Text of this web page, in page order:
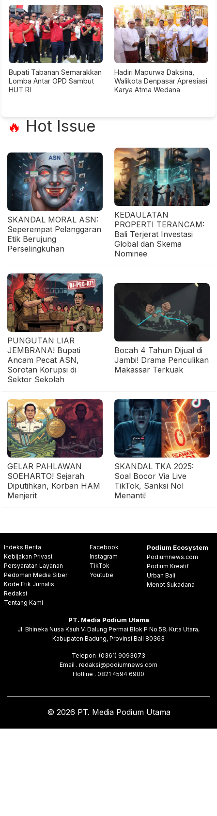
Bupati Tabanan Semarakkan
Lomba Antar OPD Sambut
HUT RI
Hadiri Mapurwa Daksina,
Walikota Denpasar Apresiasi
Karya Atma Wedana
🔥 Hot Issue
SKANDAL MORAL ASN:
Seperempat Pelanggaran
Etik Berujung
Perselingkuhan
KEDAULATAN
PROPERTI TERANCAM:
Bali Terjerat Investasi
Global dan Skema
Nominee
PUNGUTAN LIAR
JEMBRANA! Bupati
Ancam Pecat ASN,
Sorotan Korupsi di
Sektor Sekolah
Bocah 4 Tahun Dijual di
Jambi! Drama Penculikan
Makassar Terkuak
GELAR PAHLAWAN
SOEHARTO! Sejarah
Diputihkan, Korban HAM
Menjerit
SKANDAL TKA 2025:
Soal Bocor Via Live
TikTok, Sanksi Nol
Menanti!
Indeks Berita
Kebijakan Privasi
Persyaratan Layanan
Pedoman Media Siber
Kode Etik Jurnalis
Redaksi
Tentang Kami
Facebook
Instagram
TikTok
Youtube
Podium Ecosystem
Podiumnews.com
Podium Kreatif
Urban Bali
Menot Sukadana
PT. Media Podium Utama
Jl. Bhineka Nusa Kauh V, Dalung Permai Blok P No 58, Kuta Utara,
Kabupaten Badung, Provinsi Bali 80363
Telepon .(0361) 9093073
Email . redaksi@podiumnews.com
Hotline . 0821 4594 6900
© 2026 PT. Media Podium Utama